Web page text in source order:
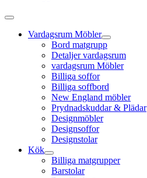
Vardagsrum Möbler
Bord matgrupp
Detaljer vardagsrum
vardagsrum Möbler
Billiga soffor
Billiga soffbord
New England möbler
Prydnadskuddar & Plädar
Designmöbler
Designsoffor
Designstolar
Kök
Billiga matgrupper
Barstolar